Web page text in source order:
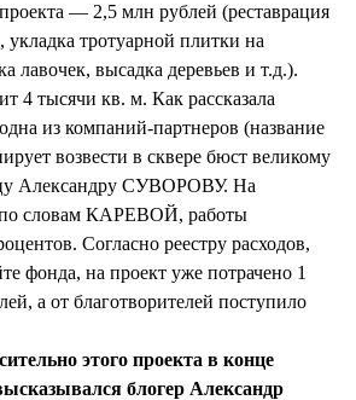
— 2,5 млн рублей (реставрация
укладка тротуарной плитки на
лавочек, высадка деревьев и т.д.).
4 тысячи кв. м. Как рассказала
из компаний-партнеров (название
возвести в сквере бюст великому
Александру СУВОРОВУ. На
словам КАРЕВОЙ, работы
Согласно реестру расходов,
фонда, на проект уже потрачено 1
а от благотворителей поступило
этого проекта в конце
блогер Александр